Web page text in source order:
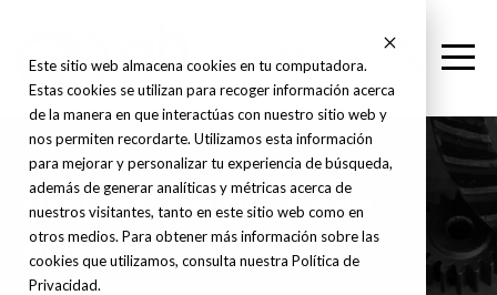
Este sitio web almacena cookies en tu computadora.
Estas cookies se utilizan para recoger información acerca
de la manera en que interactúas con nuestro sitio web y
nos permiten recordarte. Utilizamos esta información
para mejorar y personalizar tu experiencia de búsqueda,
además de generar analíticas y métricas acerca de
nuestros visitantes, tanto en este sitio web como en
otros medios. Para obtener más información sobre las
cookies que utilizamos, consulta nuestra Política de
Privacidad.
Amoladora de doble
disco